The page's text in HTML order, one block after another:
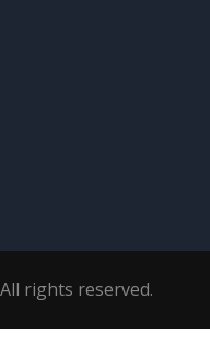
rights reserved.